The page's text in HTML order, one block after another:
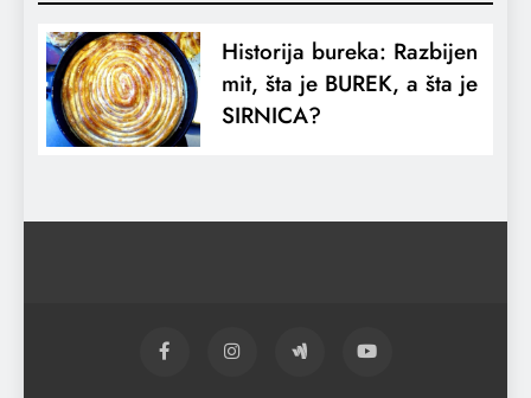
Historija bureka: Razbijen
mit, šta je BUREK, a šta je
SIRNICA?